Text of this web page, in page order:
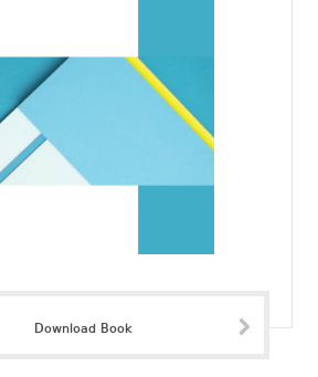
Download Book